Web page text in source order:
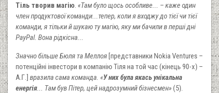
Тіль творив магію. «Там було щось особливе... – каже один
член продуктової команди...тепер, коли я входжу до тієї чи тієї
команди, я тільки й шукаю ту магію, яку ми бачили в перші дні
PayPal. Вона рідкісна...
Значно більше Бюля та Меллоя [представники Nokia Ventures –
потенційні інвестори в компанію Тіля на той час (кінець 90-х) –
А.Г.] вразила сама команда. «У них була якась унікальна
енергія... Там був Пітер, цей надрозумний бізнесмен»(5).